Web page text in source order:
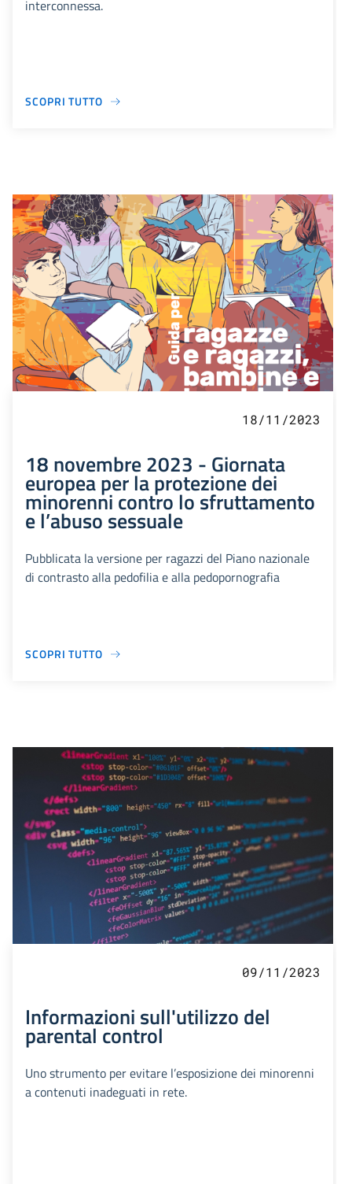
interconnessa.
SCOPRI TUTTO
18/11/2023
18 novembre 2023 - Giornata
europea per la protezione dei
minorenni contro lo sfruttamento
e l’abuso sessuale
Pubblicata la versione per ragazzi del Piano nazionale
di contrasto alla pedofilia e alla pedopornografia
SCOPRI TUTTO
09/11/2023
Informazioni sull'utilizzo del
parental control
Uno strumento per evitare l’esposizione dei minorenni
a contenuti inadeguati in rete.